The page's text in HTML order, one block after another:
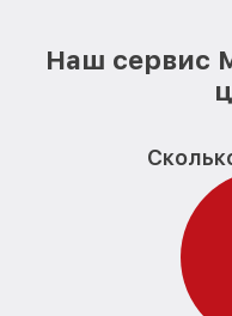
Наш сервис